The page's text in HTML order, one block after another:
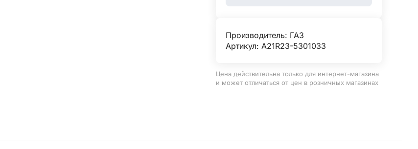
Производитель: ГАЗ
Артикул: А21R23-5301033
Цена действительна только для интернет-магазина
и может отличаться от цен в розничных магазинах